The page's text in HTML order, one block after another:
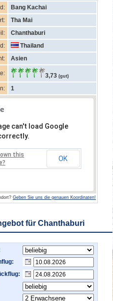
Bang Kachai
Tha Mai
Chanthaburi
Thailand
Asien
3,73 (gut)
1
can't load Google
own this
OK
Geben Sie uns die genauen Koordinaten!
für Chanthaburi